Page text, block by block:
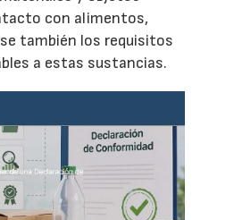
con alimentos,
también los requisitos
a estas sustancias.